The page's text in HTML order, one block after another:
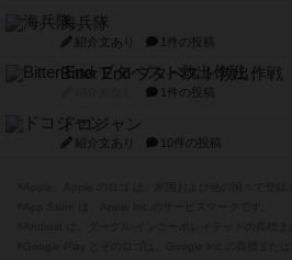
海兵隊
紹介文あり 1件の投稿
Bitter End ブタペスト救出作戦
1件の投稿
ドコジャン
紹介文あり 10件の投稿